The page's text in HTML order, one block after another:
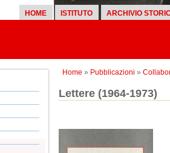
HOME ISTITUTO ARCHIVIO
Home » Pubblicazioni »
Lettere (1964-1973)